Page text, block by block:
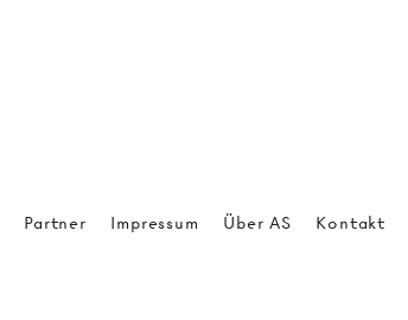
Partner Impressum Über AS Kontakt